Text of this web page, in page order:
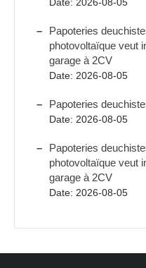
Date: 2026-08-05
Papoteries
photovoltaïque veut
garage à 2CV
Date: 2026-08-05
Papoteries
Date: 2026-08-05
Papoteries
photovoltaïque veut
garage à 2CV
Date: 2026-08-05